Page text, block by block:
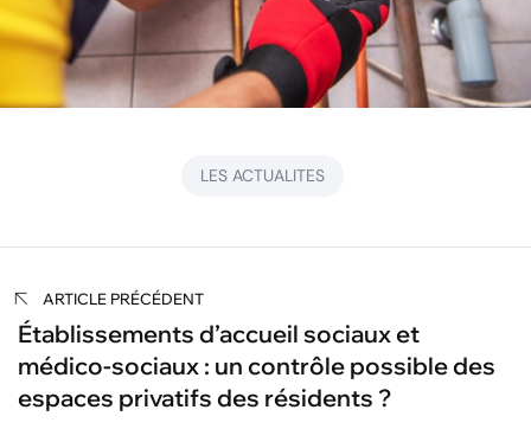
LES ACTUALITES
Navigation
de
l’article
ARTICLE PRÉCÉDENT
Établissements d’accueil sociaux et
médico-sociaux : un contrôle possible des
espaces privatifs des résidents ?